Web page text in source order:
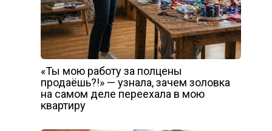
«Ты мою работу за полцены
продаёшь?!» — узнала, зачем золовка
на самом деле переехала в мою
квартиру